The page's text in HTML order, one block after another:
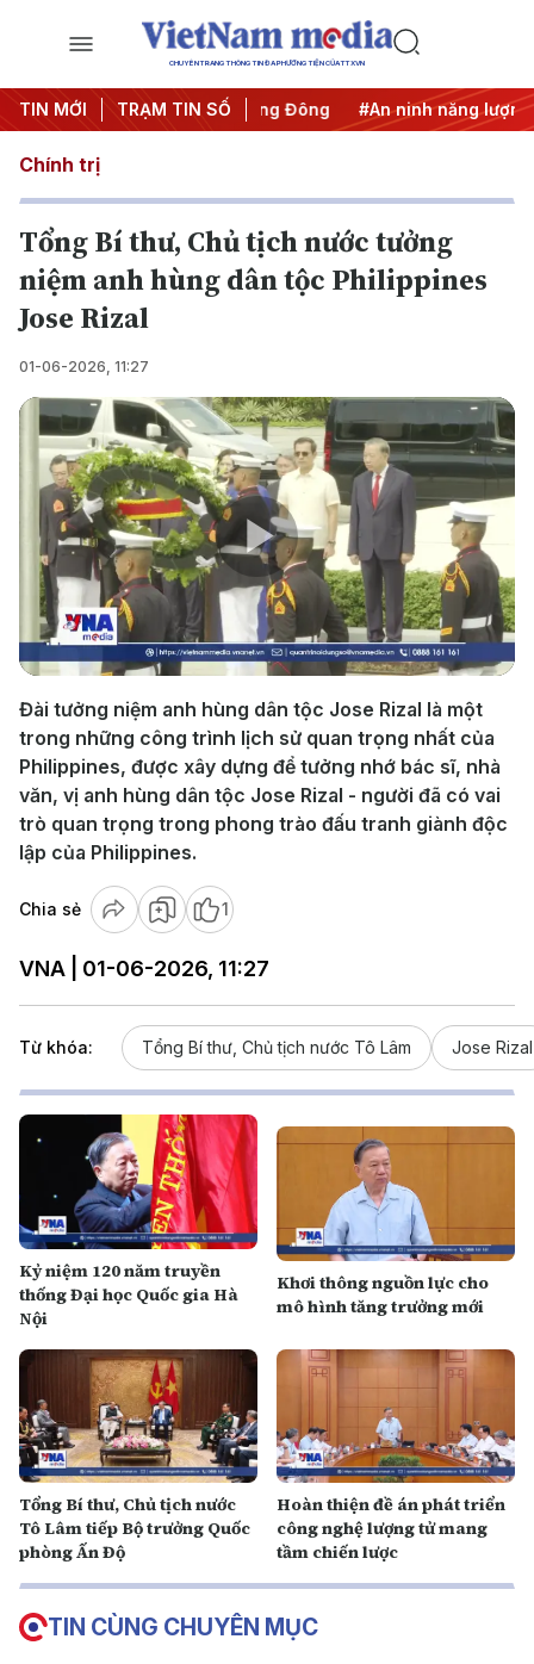
CHUYÊN TRANG THÔNG TIN ĐA PHƯƠNG TIỆN CỦA TTXVN
TIN MỚI TRẠM TIN SỐ
IUU #Căng thẳng Trung Đông #An ninh năng lượng
Chính trị
Tổng Bí thư, Chủ tịch nước tưởng
niệm anh hùng dân tộc Philippines
Jose Rizal
01-06-2026, 11:27
Play
Video
Đài tưởng niệm anh hùng dân tộc Jose Rizal là một
trong những công trình lịch sử quan trọng nhất của
Philippines, được xây dựng để tưởng nhớ bác sĩ, nhà
văn, vị anh hùng dân tộc Jose Rizal - người đã có vai
trò quan trọng trong phong trào đấu tranh giành độc
lập của Philippines.
Chia sẻ 1
VNA | 01-06-2026, 11:27
Từ khóa: Tổng Bí thư, Chủ tịch nước Tô Lâm Jose Rizal
Kỷ niệm 120 năm truyền
thống Đại học Quốc gia Hà
Nội
Khơi thông nguồn lực cho
mô hình tăng trưởng mới
Tổng Bí thư, Chủ tịch nước
Tô Lâm tiếp Bộ trưởng Quốc
phòng Ấn Độ
Hoàn thiện đề án phát triển
công nghệ lượng tử mang
tầm chiến lược
TIN CÙNG CHUYÊN MỤC